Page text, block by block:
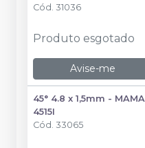
Cód. 31036
Produto esgotado
Avise-me
45° 4.8 x 1,5mm - MAMA
4515I
Cód. 33065